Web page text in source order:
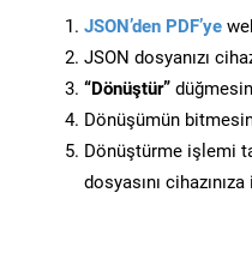
JSON’den PDF’ye
JSON dosyanızı
“Dönüştür”
Dönüşümün
Dönüştürme işlemi
dosyasını